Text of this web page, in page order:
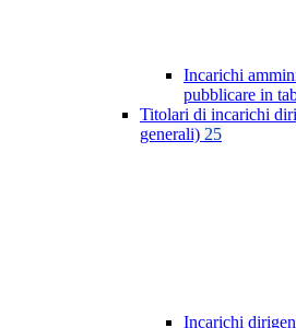
Incarichi
pubblicare in
Titolari di incarichi
generali) 25
Incarichi